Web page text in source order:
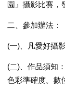
園』攝影比賽，
二、參加辦法：
(一)、凡愛好攝
(二)、作品須知
色彩準確度。數